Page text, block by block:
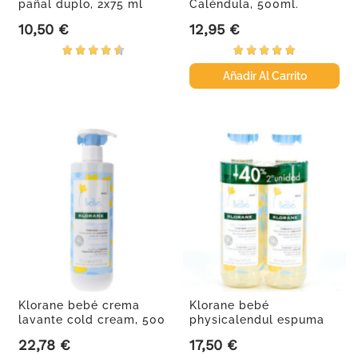
pañal duplo, 2x75 ml
Precio
10,50 €
Caléndula, 500ml.
Precio
12,95 €
Añadir Al Carrito
Klorane bebé crema
lavante cold cream, 500
Precio
22,78 €
Klorane bebé
physicalendul espuma
Precio
17,50 €